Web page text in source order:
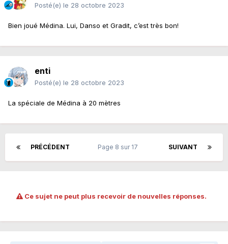
Posté(e) le 28 octobre 2023
Bien joué Médina. Lui, Danso et Gradit, c’est très bon!
enti
Posté(e) le 28 octobre 2023
La spéciale de Médina à 20 mètres
PRÉCÉDENT SUIVANT
Page 8 sur 17
Ce sujet ne peut plus recevoir de nouvelles réponses.